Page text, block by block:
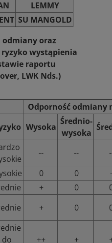
LEMMY
SU MANGOLD
odmiany oraz
wystąpienia
raportu
LWK Nds.)
Odporność odmiany
Wysoka
Średnio-
wysoka
-- --
0 0
-
+ 0
+ 0
do
++ +